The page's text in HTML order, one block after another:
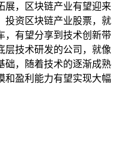
展，区块链产业有望迎来
投资区块链产业股票，就
，有望分享到技术创新带
层技术研发的公司，就像
础，随着技术的逐渐成熟
和盈利能力有望实现大幅